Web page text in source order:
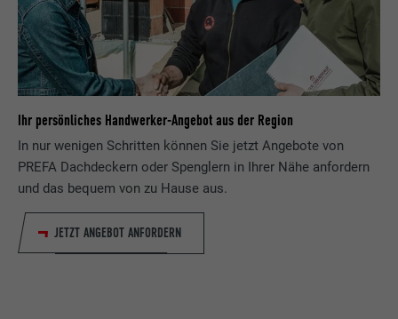
Ihr persönliches Handwerker-Angebot aus der Region
In nur wenigen Schritten können Sie jetzt Angebote von
PREFA Dachdeckern oder Spenglern in Ihrer Nähe anfordern
und das bequem von zu Hause aus.
JETZT ANGEBOT ANFORDERN
Zweck
wird, um statistische Daten dazu, wieder
Besucher die Website nutzt, zu generieren.
Name _gaexp
Google Optimize
Wird testweise gesetzt, um zu prüfen, ob
der Browser das Setzen von Cookies
erlaubt. Enthält keine
Anbieter ads.linkedin.com
Laufzeit Sitzung
Zweck
Sprach version einer Webseite.
Name lang
Anbieter LinkedIn